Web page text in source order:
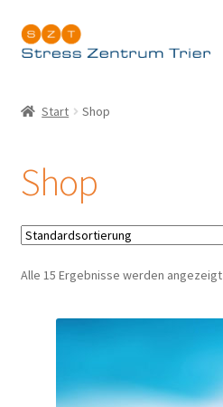
Zur
Navigation
Zum
Inhalt
Datenschutzerklärung
Vertrag widerrufen
Start Shop
Shop
Alle 15 Ergebnisse werden angezeigt